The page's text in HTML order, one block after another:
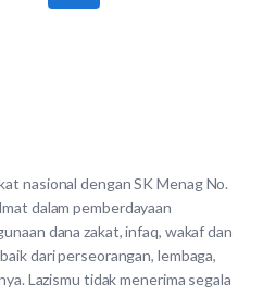
nasional dengan SK Menag No.
dalam pemberdayaan
dana zakat, infaq, wakaf dan
dari perseorangan, lembaga,
Lazismu tidak menerima segala